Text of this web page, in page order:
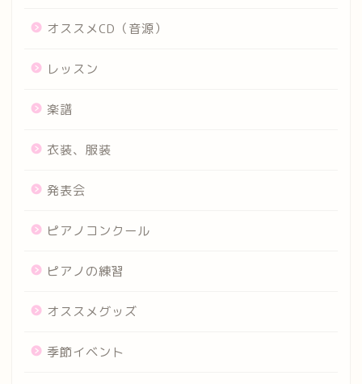
オススメCD（音源）
レッスン
楽譜
衣装、服装
発表会
ピアノコンクール
ピアノの練習
オススメグッズ
季節イベント